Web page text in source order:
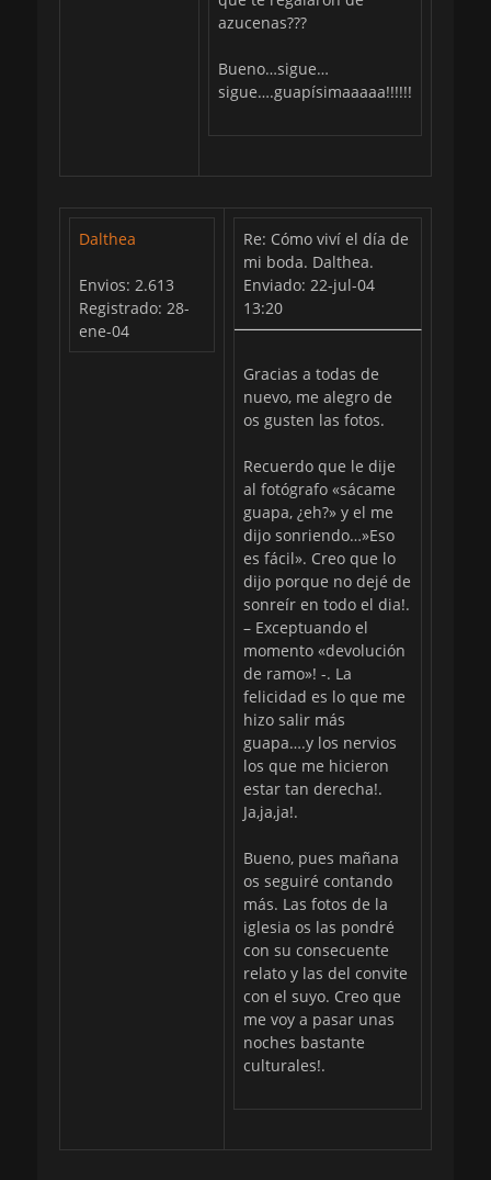
azucenas???
Bueno…sigue…
sigue….guapísimaaaaa!!!!!!
Dalthea
Envios: 2.613
Registrado: 28-
ene-04
Re: Cómo viví el día de
mi boda. Dalthea.
Enviado: 22-jul-04
13:20
Gracias a todas de
nuevo, me alegro de
os gusten las fotos.
Recuerdo que le dije
al fotógrafo «sácame
guapa, ¿eh?» y el me
dijo sonriendo…»Eso
es fácil». Creo que lo
dijo porque no dejé de
sonreír en todo el dia!.
– Exceptuando el
momento «devolución
de ramo»! -. La
felicidad es lo que me
hizo salir más
guapa….y los nervios
los que me hicieron
estar tan derecha!.
Ja,ja,ja!.
Bueno, pues mañana
os seguiré contando
más. Las fotos de la
iglesia os las pondré
con su consecuente
relato y las del convite
con el suyo. Creo que
me voy a pasar unas
noches bastante
culturales!.